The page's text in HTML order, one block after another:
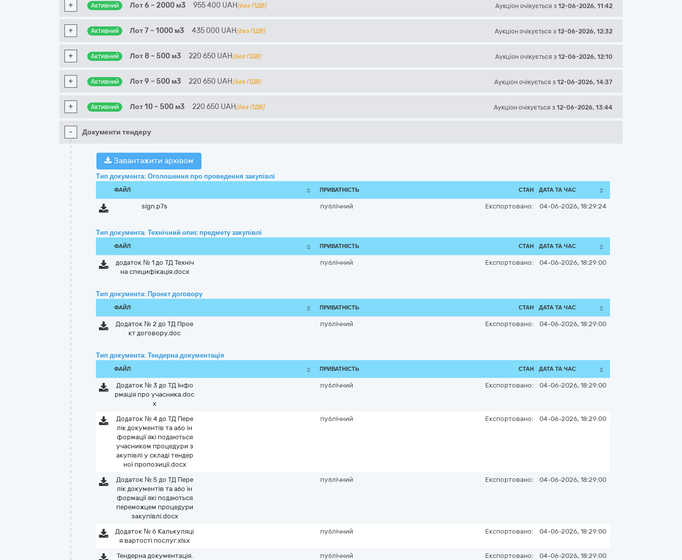
+ Активний Лот 6 – 2000 м3 955 400 UAH (без ПДВ) Аукціон очікується з 12-06-2026, 11:42
+ Активний Лот 7 – 1000 м3 435 000 UAH (без ПДВ) Аукціон очікується з 12-06-2026, 12:32
+ Активний Лот 8 – 500 м3 220 650 UAH (без ПДВ) Аукціон очікується з 12-06-2026, 12:10
+ Активний Лот 9 – 500 м3 220 650 UAH (без ПДВ) Аукціон очікується з 12-06-2026, 14:37
+ Активний Лот 10 – 500 м3 220 650 UAH (без ПДВ) Аукціон очікується з 12-06-2026, 13:44
- Документи тендеру
Завантажити архівом
Тип документа: Оголошення про проведення закупівлі
ФАЙЛ ПРИВАТНІСТЬ СТАН ДАТА ТА ЧАС
sign.p7s публічний Експортовано: 04-06-2026, 18:29:24
Тип документа: Технічний опис предмету закупівлі
ФАЙЛ ПРИВАТНІСТЬ СТАН ДАТА ТА ЧАС
додаток № 1 до ТД Техніч
на специфікація.docx
публічний Експортовано: 04-06-2026, 18:29:00
Тип документа: Проект договору
ФАЙЛ ПРИВАТНІСТЬ СТАН ДАТА ТА ЧАС
Додаток № 2 до ТД Прое
кт договору.doc
публічний Експортовано: 04-06-2026, 18:29:00
Тип документа: Тендерна документація
ФАЙЛ ПРИВАТНІСТЬ СТАН ДАТА ТА ЧАС
Додаток № 3 до ТД Інфо
рмація про учасника.doc
x
публічний Експортовано: 04-06-2026, 18:29:00
Додаток № 4 до ТД Пере
лік документів та або ін
формації які подаються
учасником процедури з
акупівлі у складі тендер
ної пропозиції.docx
публічний Експортовано: 04-06-2026, 18:29:00
Додаток № 5 до ТД Пере
лік документів та або ін
формації які подаються
переможцем процедури
закупівлі.docx
публічний Експортовано: 04-06-2026, 18:29:00
Додаток № 6 Калькуляці
я вартості послуг.xlsx
публічний Експортовано: 04-06-2026, 18:29:00
Тендерна документація.
публічний Експортовано: 04-06-2026, 18:29:00